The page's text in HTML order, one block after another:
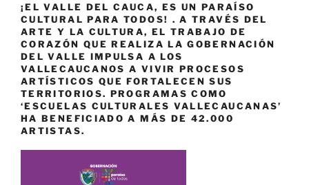
¡EL VALLE DEL CAUCA, ES UN PARAÍSO
CULTURAL PARA TODOS! . A TRAVÉS DEL
ARTE Y LA CULTURA, EL TRABAJO DE
CORAZÓN QUE REALIZA LA GOBERNACIÓN
DEL VALLE IMPULSA A LOS
VALLECAUCANOS A VIVIR PROCESOS
ARTÍSTICOS QUE FORTALECEN SUS
TERRITORIOS. PROGRAMAS COMO
‘ESCUELAS CULTURALES VALLECAUCANAS’
HA BENEFICIADO A MÁS DE 42.000
ARTISTAS.